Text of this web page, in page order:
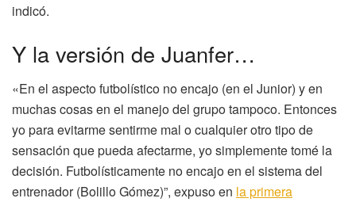
indicó.
Y la versión de Juanfer…
«En el aspecto futbolístico no encajo (en el Junior) y en
muchas cosas en el manejo del grupo tampoco. Entonces
yo para evitarme sentirme mal o cualquier otro tipo de
sensación que pueda afectarme, yo simplemente tomé la
decisión. Futbolísticamente no encajo en el sistema del
entrenador (Bolillo Gómez)”, expuso en la primera